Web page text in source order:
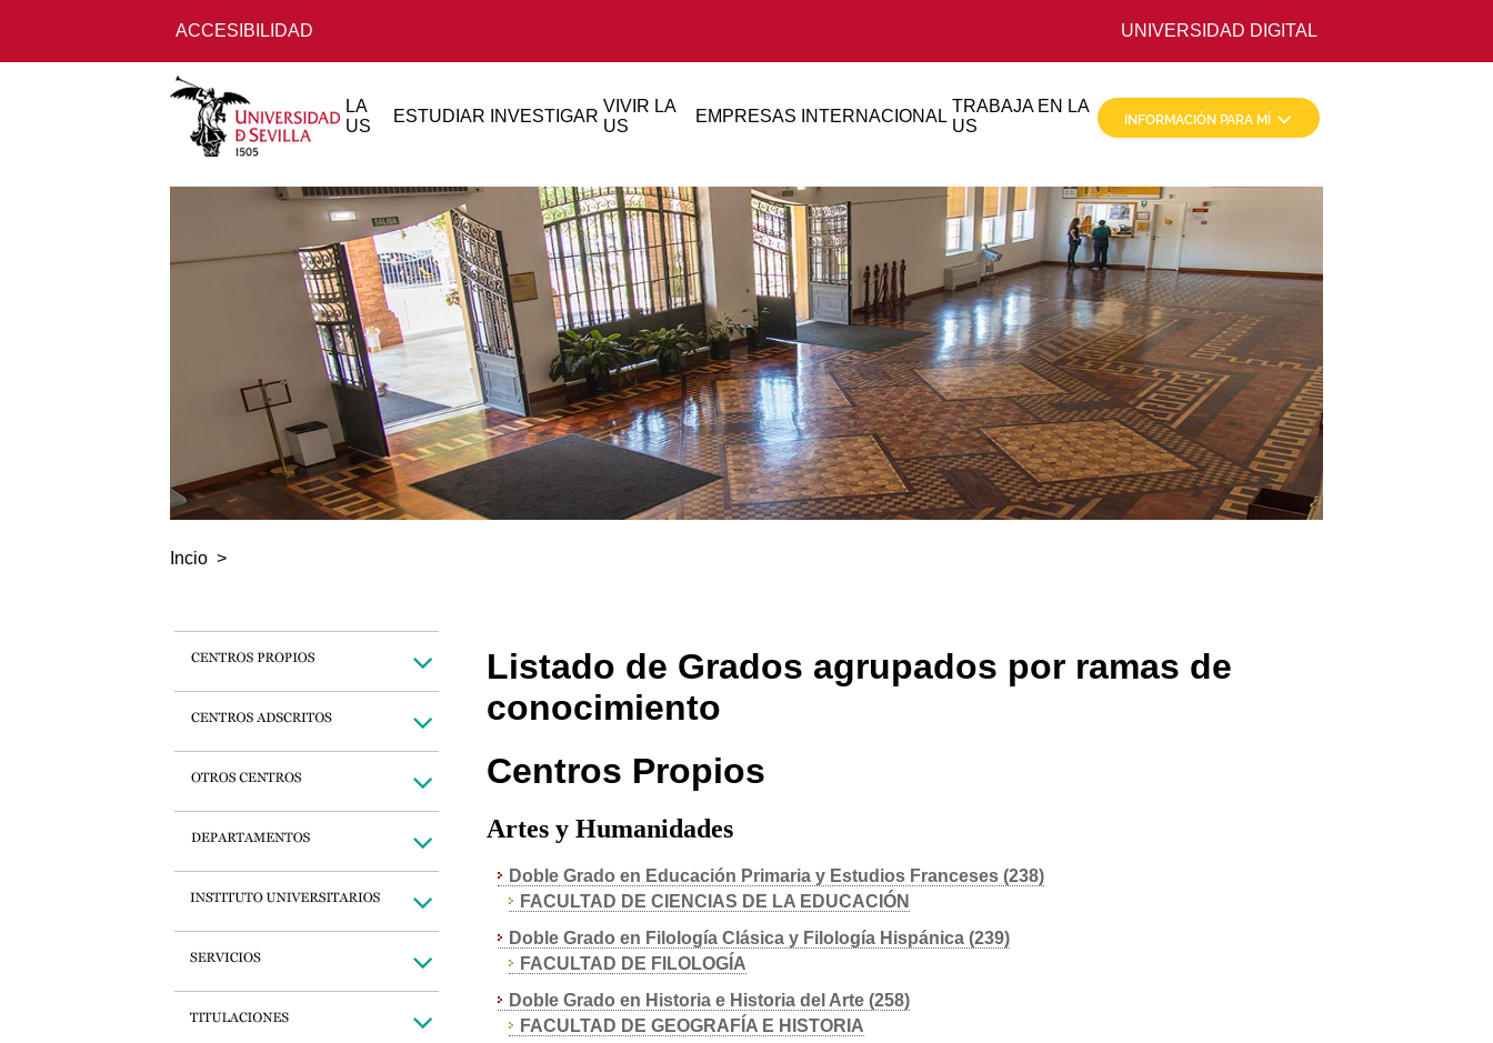
ACCESIBILIDAD UNIVERSIDAD DIGITAL
LA
US
ESTUDIAR INVESTIGAR
VIVIR LA
US
EMPRESAS INTERNACIONAL
TRABAJA EN LA
US
Incio >
Listado de Grados agrupados por ramas de
conocimiento
Centros Propios
Artes y Humanidades
Doble Grado en Educación Primaria y Estudios Franceses (238)
FACULTAD DE CIENCIAS DE LA EDUCACIÓN
Doble Grado en Filología Clásica y Filología Hispánica (239)
FACULTAD DE FILOLOGÍA
Doble Grado en Historia e Historia del Arte (258)
FACULTAD DE GEOGRAFÍA E HISTORIA